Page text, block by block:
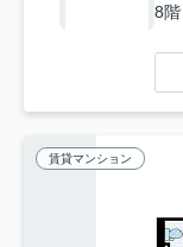
8
賃貸マンション